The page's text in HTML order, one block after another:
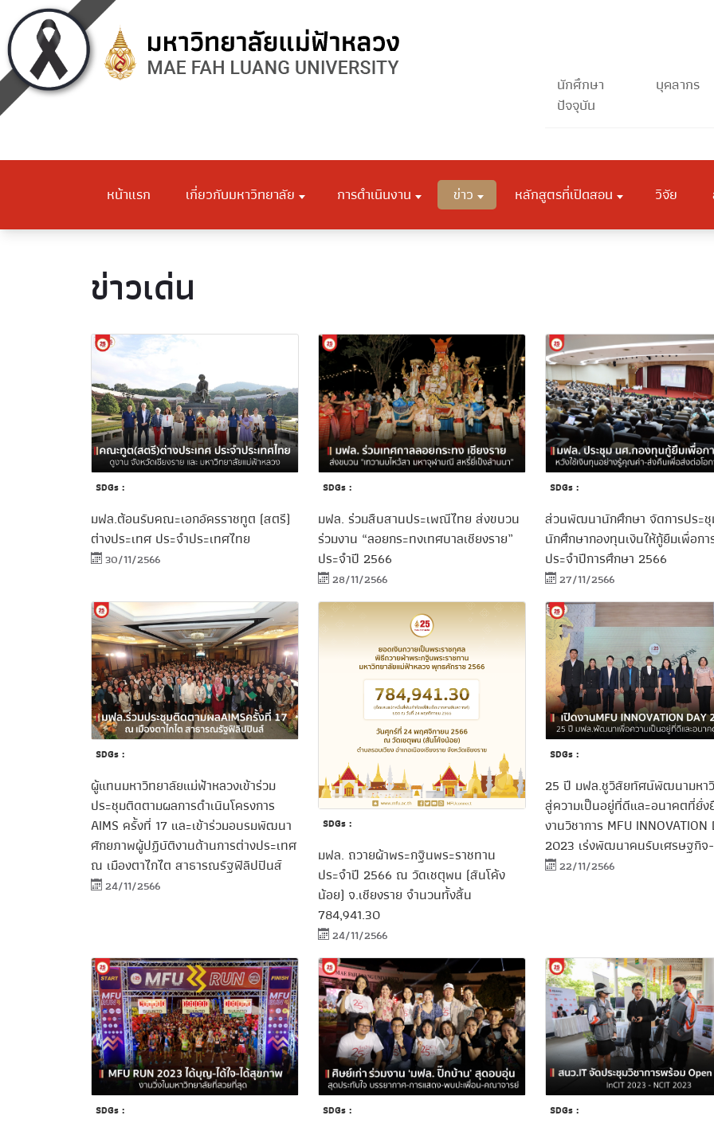
นักศึกษา
ปัจจุบัน
บุคลากร
หน้าแรก เกี่ยวกับมหาวิทยาลัย การดำเนินงาน ข่าว หลักสูตรที่เปิดสอน วิจัย
ข่าวเด่น
SDGs :
มฟล.ต้อนรับคณะเอกอัครราชทูต (สตรี)
ต่างประเทศ ประจำประเทศไทย
30/11/2566
SDGs :
มฟล. ร่วมสืบสานประเพณีไทย ส่งขบวน
ร่วมงาน “ลอยกระทงเทศบาลเชียงราย”
ประจำปี 2566
28/11/2566
SDGs :
ส่วนพัฒนานักศึกษา จัดการประ
นักศึกษากองทุนเงินให้กู้ยืมเพื่อก
ประจำปีการศึกษา 2566
27/11/2566
SDGs :
ผู้แทนมหาวิทยาลัยแม่ฟ้าหลวงเข้าร่วม
ประชุมติดตามผลการดำเนินโครงการ
AIMS ครั้งที่ 17 และเข้าร่วมอบรมพัฒนา
ศักยภาพผู้ปฏิบัติงานด้านการต่างประเทศ
ณ เมืองตาไกไต สาธารณรัฐฟิลิปปินส์
24/11/2566
SDGs :
มฟล. ถวายผ้าพระกฐินพระราชทาน
ประจำปี 2566 ณ วัดเชตุพน (สันโค้ง
น้อย) จ.เชียงราย จำนวนทั้งสิ้น
784,941.30
24/11/2566
SDGs :
25 ปี มฟล.ชูวิสัยทัศน์พัฒนามหา
สู่ความเป็นอยู่ที่ดีและอนาคตที่ยั่ง
งานวิชาการ MFU INNOVATION
2023 เร่งพัฒนาคนรับเศรษฐกิ
22/11/2566
SDGs : SDGs : SDGs :